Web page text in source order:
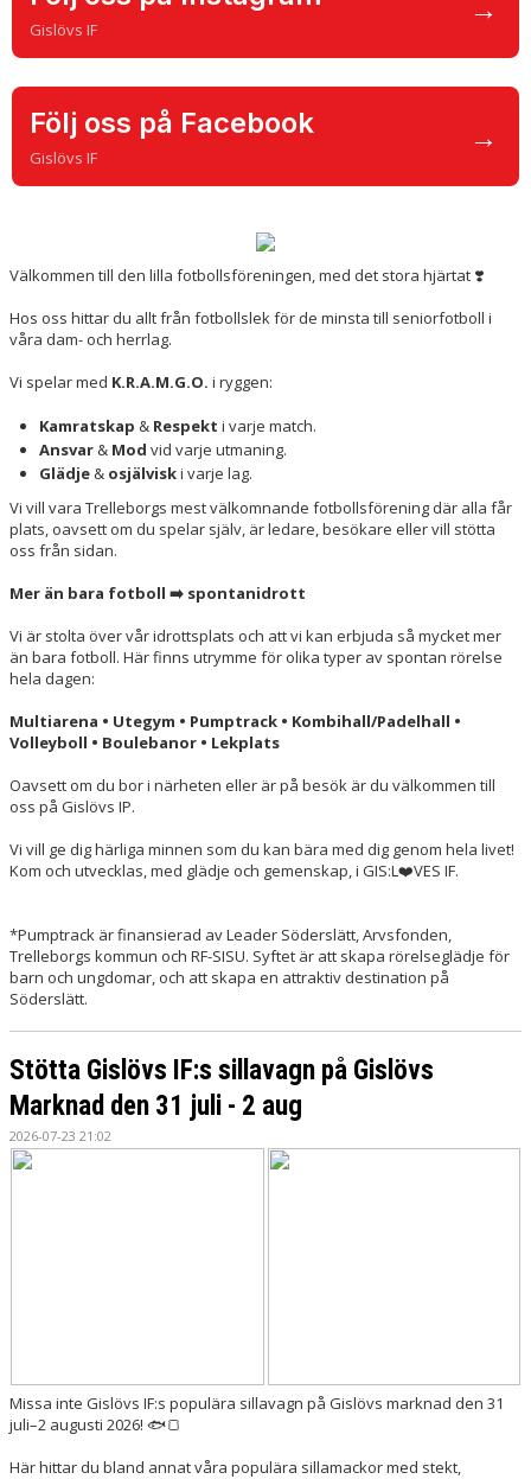
Gislövs IF
Följ oss på Facebook
Gislövs IF
→
Välkommen till den lilla fotbollsföreningen, med det stora hjärtat ❣️
Hos oss hittar du allt från fotbollslek för de minsta till seniorfotboll i
våra dam- och herrlag.
Vi spelar med K.R.A.M.G.O. i ryggen:
Kamratskap & Respekt i varje match.
Ansvar& Mod vid varje utmaning.
Glädje& osjälviski varje lag.
Vi vill vara Trelleborgs mest välkomnande fotbollsförening där alla får
plats, oavsett om du spelar själv, är ledare, besökare eller vill stötta
oss från sidan.
Mer än bara fotboll ➡️ spontanidrott
Vi är stolta över vår idrottsplats och att vi kan erbjuda så mycket mer
än bara fotboll. Här finns utrymme för olika typer av spontan rörelse
hela dagen:
Multiarena • Utegym • Pumptrack • Kombihall/Padelhall •
Volleyboll • Boulebanor • Lekplats
Oavsett om du bor i närheten eller är på besök är du välkommen till
oss på Gislövs IP.
Vi vill ge dig härliga minnen som du kan bära med dig genom hela livet!
Kom och utvecklas, med glädje och gemenskap, i GIS:L❤️VES IF.
*Pumptrack är finansierad av Leader Söderslätt, Arvsfonden,
Trelleborgs kommun och RF-SISU. Syftet är att skapa rörelseglädje för
barn och ungdomar, och att skapa en attraktiv destination på
Söderslätt.
Stötta Gislövs IF:s sillavagn på Gislövs
Marknad den 31 juli - 2 aug
2026-07-23 21:02
Missa inte Gislövs IF:s populära sillavagn på Gislövs marknad den 31
juli–2 augusti 2026! 🐟🍞
Här hittar du bland annat våra populära sillamackor med stekt,